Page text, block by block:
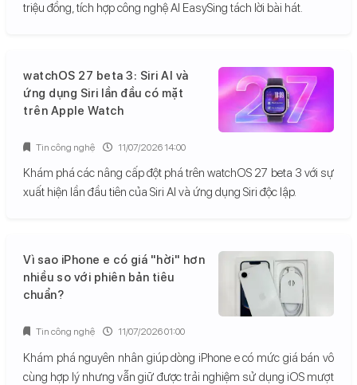
triệu đồng, tích hợp công nghệ AI EasySing tách lời bài hát.
watchOS 27 beta 3: Siri AI và
ứng dụng Siri lần đầu có mặt
trên Apple Watch
Khám phá các nâng cấp đột phá trên watchOS 27 beta 3 với sự
xuất hiện lần đầu tiên của Siri AI và ứng dụng Siri độc lập.
Tin công nghệ 11/07/2026 14:00
Vì sao iPhone e có giá "hời" hơn
nhiều so với phiên bản tiêu
chuẩn?
Khám phá nguyên nhân giúp dòng iPhone e có mức giá bán vô
cùng hợp lý nhưng vẫn giữ được trải nghiệm sử dụng iOS mượt
Tin công nghệ 11/07/2026 01:00